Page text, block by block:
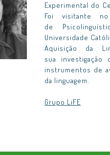
Experimental do
Foi visitante
de
Universidade
Aquisição da
sua investigação
instrumentos de
da linguagem.
Grupo LiFE